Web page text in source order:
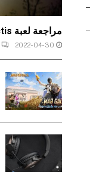
مراجعة لعبة Aeterna Noctis
2022-04-30